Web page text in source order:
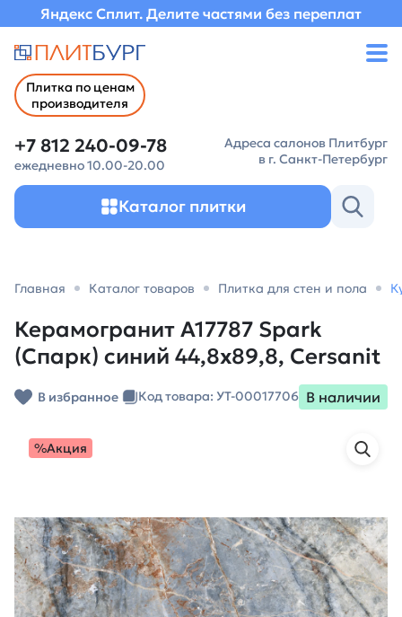
Яндекс Сплит. Делите частями без переплат
Плитка по ценам
производителя
+7 812 240-09-78
ежедневно 10.00-20.00
Адреса салонов Плитбург
в г. Санкт-Петербург
Каталог плитки
Главная Каталог товаров Плитка для стен и пола
Керамогранит A17787 Spark
(Спарк) синий 44,8х89,8, Cersanit
В избранное Код товара: УТ-00017706 В наличии
%Акция